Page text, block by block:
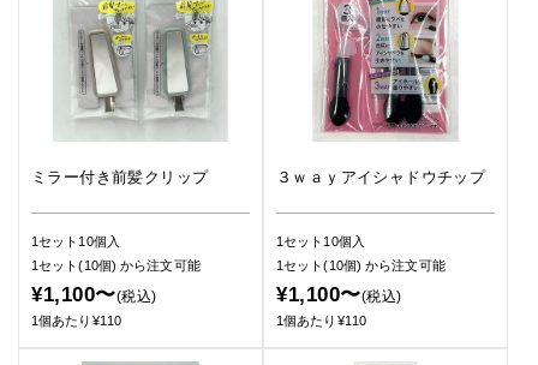
ミラー付き前髪クリップ
1セット10個入
1セット(10個)から注文可能
¥1,100〜(税込)
1個あたり¥110
３ｗａｙアイシャドウチップ
1セット10個入
1セット(10個)から注文可能
¥1,100〜(税込)
1個あたり¥110